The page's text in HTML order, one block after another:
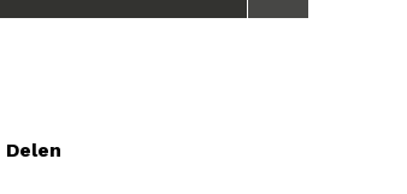
Delen